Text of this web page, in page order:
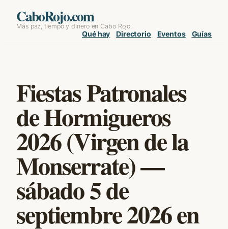
Skip
CaboRojo.com
Más paz, tiempo y dinero en Cabo Rojo.
Qué hay Directorio Eventos Guías
Fiestas Patronales
de Hormigueros
2026 (Virgen de la
Monserrate) —
sábado 5 de
septiembre 2026 en